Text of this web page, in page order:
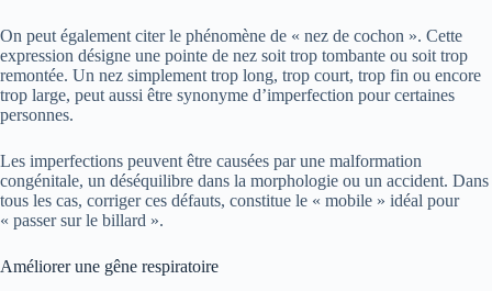
On peut également citer le phénomène de « nez de cochon ». Cette
expression désigne une pointe de nez soit trop tombante ou soit trop
remontée. Un nez simplement trop long, trop court, trop fin ou encore
trop large, peut aussi être synonyme d’imperfection pour certaines
personnes.
Les imperfections peuvent être causées par une malformation
congénitale, un déséquilibre dans la morphologie ou un accident. Dans
tous les cas, corriger ces défauts, constitue le « mobile » idéal pour
« passer sur le billard ».
Améliorer une gêne respiratoire